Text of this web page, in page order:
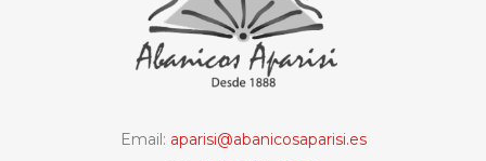
Email: aparisi@abanicosaparisi.es